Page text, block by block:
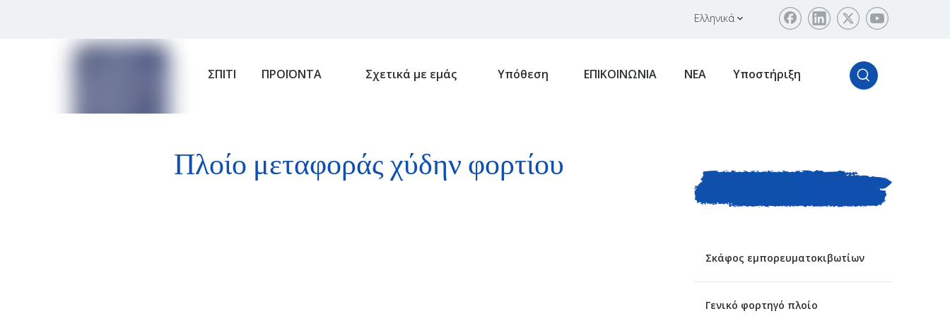
Ελληνικά
ΣΠΙΤΙ ΠΡΟΪΟΝΤΑ Σχετικά με εμάς Υπόθεση ΕΠΙΚΟΙΝΩΝΙΑ ΝΕΑ Υποστήριξη
Πλοίο μεταφοράς χύδην φορτίου ΚΑΤΗΓΟΡΙΑ
ΠΡΟΙΟΝΤΟΣ
Σκάφος εμπορευματοκιβωτίων
Γενικό φορτηγό πλοίο